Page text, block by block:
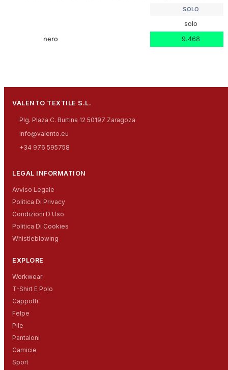
SOLO
solo
nero
9.468
VALENTO TEXTILE S.L.
Plg. Plaza C. Burtina 12 50197 Zaragoza
info@valento.eu
+34 976 595758
LEGAL INFORMATION
Avviso Legale
Politica Di Privacy
Condizioni D Uso
Politica Di Cookies
Whistleblowing
EXPLORE
Workwear
T-Shirt E Polo
Cappotti
Felpe
Pile
Pantaloni
Camicie
Sport